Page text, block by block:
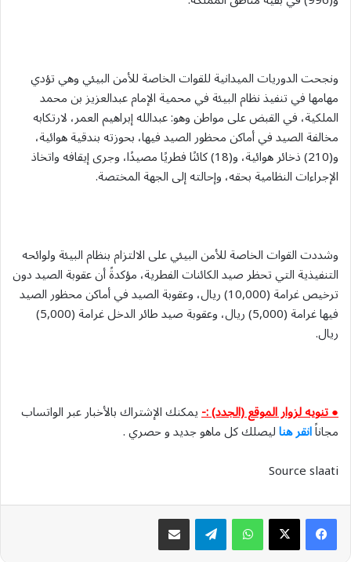
ونجحت الدوريات الميدانية للقوات الخاصة للأمن البيئي وهي تؤدي
مهامها في تنفيذ نظام البيئة في محمية الإمام عبدالعزيز بن محمد
الملكية، في القبض على مواطن وهو: عبدالله إبراهيم العمر، لارتكابه
مخالفة الصيد في أماكن محظور الصيد فيها، بحوزته بندقية هوائية،
و(210) ذخائر هوائية، و(18) كائنًا فطريًا مصيدًا، وجرى إيقافه واتخاذ
الإجراءات النظامية بحقه، وإحالته إلى الجهة المختصة.
وشددت القوات الخاصة للأمن البيئي على الالتزام بنظام البيئة ولوائحه
التنفيذية التي تحظر صيد الكائنات الفطرية، مؤكدةً أن عقوبة الصيد دون
ترخيص غرامة (10,000) ريال، وعقوبة الصيد في أماكن محظور الصيد
فيها غرامة (5,000) ريال، وعقوبة صيد طائر الدخل غرامة (5,000)
ريال.
● تنويه لزوار الموقع (الجدد) :-يمكنك الإشتراك بالأخبار عبر الواتساب
مجاناًانقر هناليصلك كل ماهو جديد و حصري .
Source slaati
واتسابتيلقرام مشاركة عبر البريد